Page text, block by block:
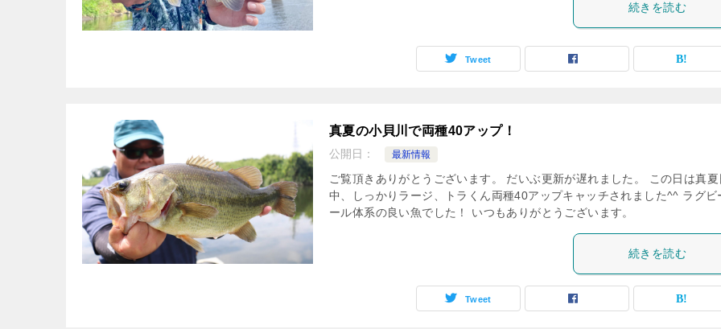
続きを読む
Tweet
真夏の小貝川で両種40アップ！
公開日： 最新情報
ご覧頂きありがとうございます。 だいぶ更新が遅れました。 この日は真夏
中、しっかりラージ、トラくん両種40アップキャッチされました^^ ラグビ
ール体系の良い魚でした！ いつもありがとうございます。
続きを読む
Tweet